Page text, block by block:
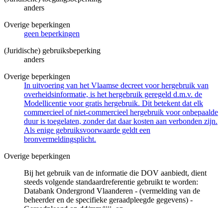
anders
Overige beperkingen
geen beperkingen
(Juridische) gebruiksbeperking
anders
Overige beperkingen
In uitvoering van het Vlaamse decreet voor hergebruik van
overheidsinformatie, is het hergebruik geregeld d.m.v. de
Modellicentie voor gratis hergebruik. Dit betekent dat elk
commercieel of niet-commercieel hergebruik voor onbepaalde
duur is toegelaten, zonder dat daar kosten aan verbonden zijn.
Als enige gebruiksvoorwaarde geldt een
bronvermeldingsplicht.
Overige beperkingen
Bij het gebruik van de informatie die DOV aanbiedt, dient
steeds volgende standaardreferentie gebruikt te worden:
Databank Ondergrond Vlaanderen - (vermelding van de
beheerder en de specifieke geraadpleegde gegevens) -